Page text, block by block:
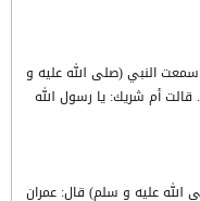
النبي (صلى الله عليه و
أم شريك: يا رسول الله
الله عليه و سلم) قال: عمران